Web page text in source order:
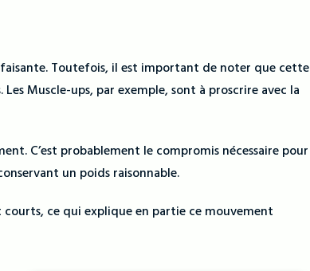
Toutefois, il est important de noter que cette
Muscle-ups, par exemple, sont à proscrire avec la
C’est probablement le compromis nécessaire pour
un poids raisonnable.
ce qui explique en partie ce mouvement